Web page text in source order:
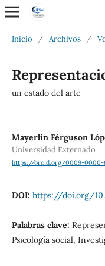
Inicio / Archivos /
un estado del arte
Mayerlín Férguson
Universidad Externado
https://orcid.org/0009-0000-
DOI: https://doi.org/
Palabras clave:
Psicología social,